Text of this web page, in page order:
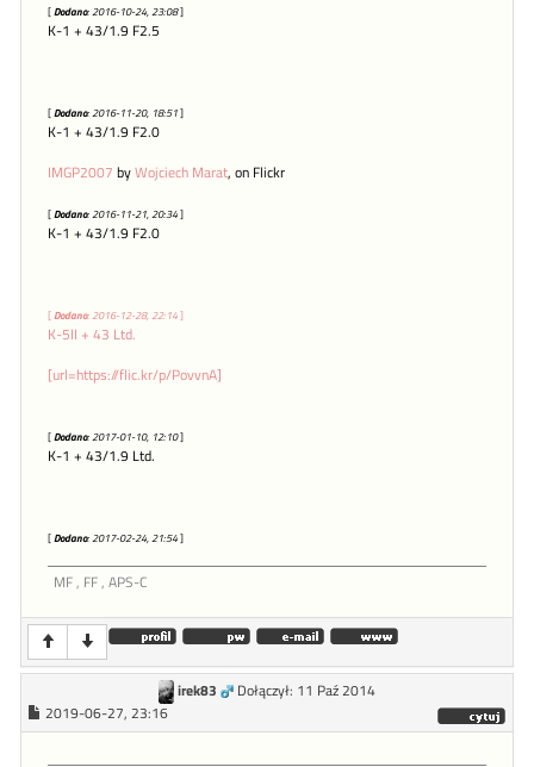
[Dodano: 2016-10-24, 23:08]
K-1 + 43/1.9 F2.5
[Dodano: 2016-11-20, 18:51]
K-1 + 43/1.9 F2.0
IMGP2007 byWojciech Marat, on Flickr
[Dodano: 2016-11-21, 20:34]
K-1 + 43/1.9 F2.0
[Dodano: 2016-12-28, 22:14]
K-5II + 43 Ltd.
[url=https://flic.kr/p/PovvnA]
[Dodano: 2017-01-10, 12:10]
K-1 + 43/1.9 Ltd.
[Dodano: 2017-02-24, 21:54]
MF , FF , APS-C
irek83
Dołączył: 11 Paź 2014
2019-06-27, 23:16